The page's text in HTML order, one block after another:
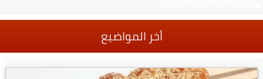
أخر المواضيع